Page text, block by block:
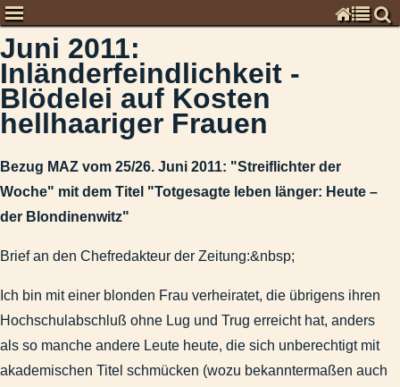
Chronisten
Kommentare zur Zeitgeschichte
Global
Deutschland
MAZ vom 26. Juli 2012: „Meinungen fordern Widerspruch
Leserbrief zu verschiedenen Nachrichten im August 2013
2005-12-24 - An den Grenzen des Rechts.docx
Bezug: MAZ vom 27. Febr.: „Thierse: Urteil 'asozial'"die
Kapitalismuskritik als Leserpost
Juni 2011:
Inländerfeindlichkeit -
Blödelei auf Kosten
hellhaariger Frauen
Bezug MAZ vom 25/26. Juni 2011: "Streiflichter der
Woche" mit dem Titel "Totgesagte leben länger: Heute –
der Blondinenwitz"
Brief an den Chefredakteur der Zeitung:&nbsp;
Ich bin mit einer blonden Frau verheiratet, die übrigens ihren
Hochschulabschluß ohne Lug und Trug erreicht hat, anders
als so manche andere Leute heute, die sich unberechtigt mit
akademischen Titel schmücken (wozu bekanntermaßen auch